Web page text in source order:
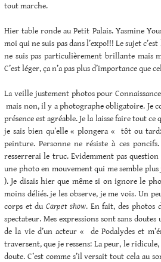
tout marche.
Hier table ronde au Petit Palais. Yasmine
moi qui ne suis pas dans l’expo!!! Le sujet
ne suis pas particulièrement brillante mais
C’est léger, ça n’a pas plus d’importance que
La veille justement photos pour
mais non, il y a photographe obligatoire. Je
présence est agréable. Je la laisse faire tout
je sais bien qu’elle « plongera « tôt ou
peinture. Personne ne résiste à ces
resserrerai le truc. Evidemment pas
une photo en mouvement qui me semble
). Je disais hier que même si on ignore le
moins déliés. je les observe, je me vois. Un
corps et duCarpet show. En fait, des photos
spectateur. Mes expressions sont sans doutes
de la vie d’un acteur « de Podalydes et
traversent, que je ressens: La peur, le
doute. C’est comme s’il versait tout cela au